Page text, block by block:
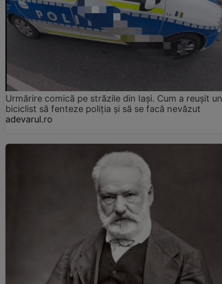
Urmărire comică pe străzile din Iași. Cum a reușit un
biciclist să fenteze poliția și să se facă nevăzut
adevarul.ro